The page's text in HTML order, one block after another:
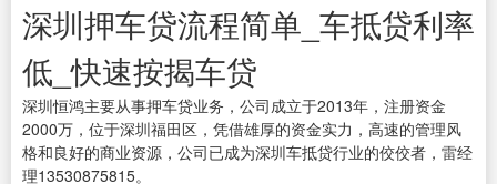
深圳押车贷流程简单_车抵贷利率
低_快速按揭车贷
深圳恒鸿主要从事押车贷业务，公司成立于2013年，注册资金
2000万，位于深圳福田区，凭借雄厚的资金实力，高速的管理风
格和良好的商业资源，公司已成为深圳车抵贷行业的佼佼者，雷经
理13530875815。